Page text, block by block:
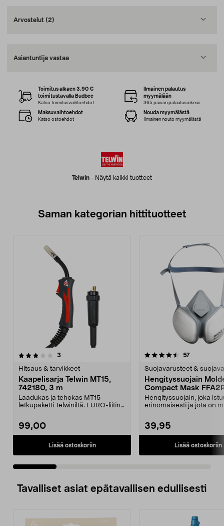
Arvostelut (2)
Asiantuntija vastaa
Telwin - Näytä kaikki tuotteet
Toimitus alkaen 3,90 €
toimitustavalla Budbee
Katso toimitusvaihtoehdot
Ilmainen palautus
myymälään
365 päivän palautusoikeus
Maksuvaihtoehdot
Katso ostoehdot
Nouda myymälästä
Ilmainen nouto myymälästä
Saman kategorian hittituotteet
3
Hitsaus & tarvikkeet
Kaapelisarja Telwin MT15,
742180, 3 m
Laadukas ja tehokas MT15-
letkupaketti Telwiniltä. EURO-liitin,
99,00
Lisää ostoskoriin
4.5 viidestä
57arvostelut
Suojavarusteet &
Hengityssuojain
Compact Mask
Hengityssuojain, joka
erinomaisesti ja jota on
39,95
Lisää ostoskoriin
4.5 viidestä
Tavalliset asiat epätavallisen edullisesti